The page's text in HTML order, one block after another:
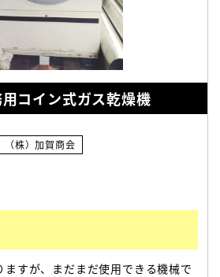
コイン式ガス乾燥機
（株）加賀商会
すが、まだまだ使用できる機械で